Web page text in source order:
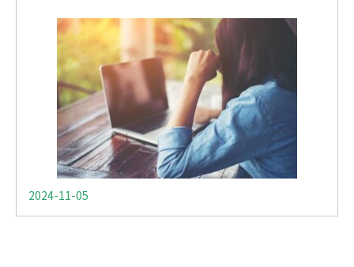
2024-11-05